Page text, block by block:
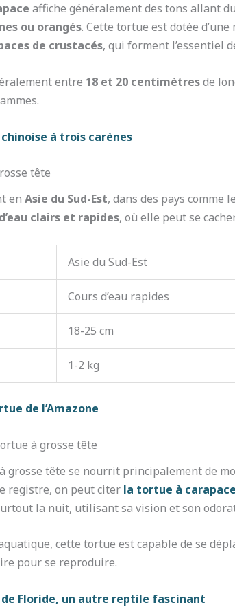
affiche généralement des tons allant
ou orangés. Cette tortue est dotée
de crustacés, qui forment l’essentiel
entre 18 et 20 centimètresde
à trois carènes
tête
en Asie du Sud-Est, dans des pays comme
clairs et rapides, où elle peut se
Asie du Sud-Est
Cours d’eau rapides
18-25 cm
1-2 kg
de l’Amazone
à grosse tête
grosse tête se nourrit principalement de
registre, on peut citer la tortue à
la nuit, utilisant sa vision et son
cette tortue est capable de se
pour se reproduire.
Floride, un autre reptile fascinant